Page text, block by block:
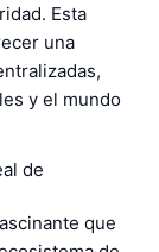
Esta
una
y el mundo
de
que